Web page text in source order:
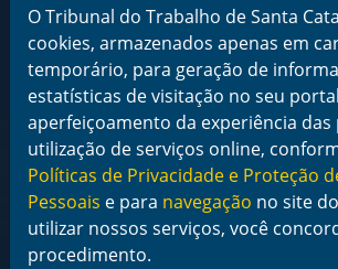
Horário de
De segunda a sexta-feira das 12 às
Telefone: (48) 3216-4000
Links Rápidos
Institucional
Serviços
Notícias
Jurisprudência
O Tribunal do Trabalho de Santa
cookies, armazenados apenas em
temporário, para geração de
estatísticas de visitação no seu
aperfeiçoamento da experiência das
utilização de serviços online,
Políticas de Privacidade e Proteção
Pessoais e para navegação no site do
utilizar nossos serviços, você
procedimento.